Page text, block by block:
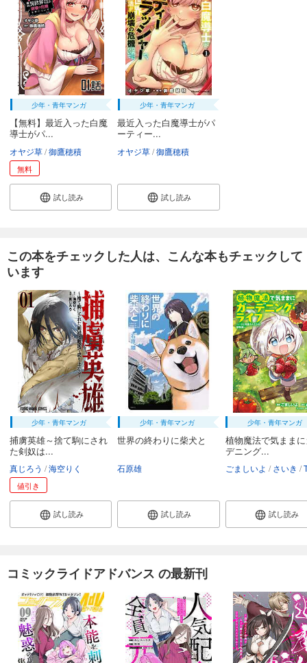
少年・青年マンガ
【無料】最近入った白魔
導士がパ...
オヤジ草 御鷹穂積
無料
試し読み
少年・青年マンガ
最近入った白魔導士がパ
ーティー...
オヤジ草 御鷹穂積
試し読み
この本をチェックした人は、こんな本もチェックして
います
少年・青年マンガ
捕虜英雄～捨て駒にされ
た剣奴は...
真じろう 海空りく
値引き
試し読み
少年・青年マンガ
世界の終わりに柴犬と
石原雄
試し読み
少年・青年マンガ
植物魔法で気まま
デニング...
ごましいよ さいき
試し読み
コミックライドアドバンス の最新刊